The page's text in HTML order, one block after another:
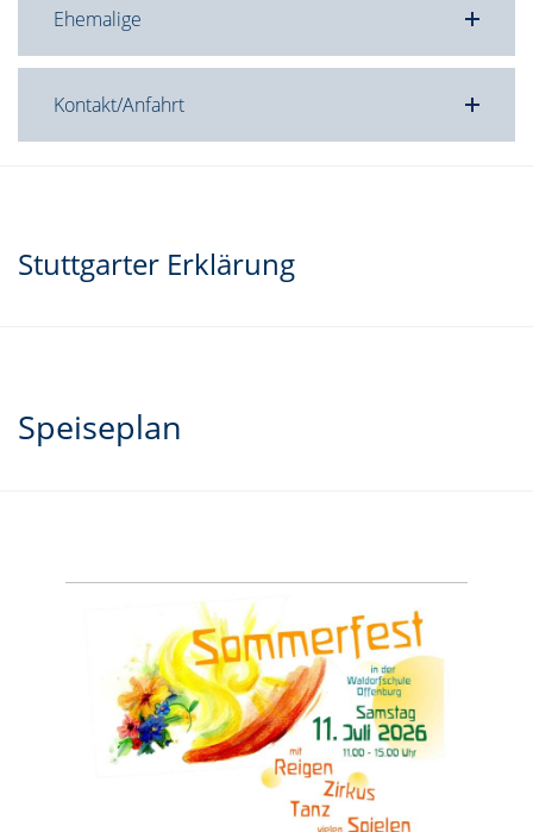
Ehemalige
Kontakt/Anfahrt
Stuttgarter Erklärung
Speiseplan